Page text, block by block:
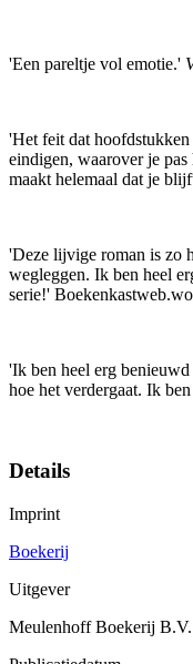
'Een pareltje vol emotie.'
'Het feit dat
eindigen, waarover je
maakt helemaal dat je
'Deze lijvige roman is zo
wegleggen. Ik ben heel
serie!'
'Ik ben heel erg
hoe het verdergaat. Ik
Details
Imprint
Boekerij
Uitgever
Meulenhoff Boekerij B.V.